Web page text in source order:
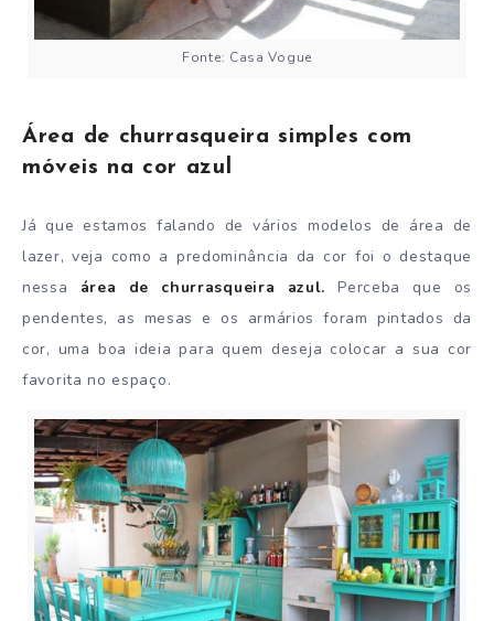
Fonte: Casa Vogue
Área de churrasqueira simples com
móveis na cor azul
Já que estamos falando de vários modelos de área de
lazer, veja como a predominância da cor foi o destaque
nessa área de churrasqueira azul. Perceba que os
pendentes, as mesas e os armários foram pintados da
cor, uma boa ideia para quem deseja colocar a sua cor
favorita no espaço.